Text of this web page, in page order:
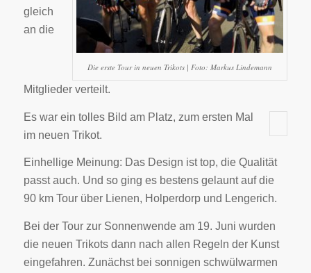
Die erste Tour in neuen Trikots | Foto: Markus Lindemann
gleich
an die
Mitglieder verteilt.
Es war ein tolles Bild am Platz, zum ersten Mal
im neuen Trikot.
Einhellige Meinung: Das Design ist top, die Qualität
passt auch. Und so ging es bestens gelaunt auf die
90 km Tour über Lienen, Holperdorp und Lengerich.
Bei der Tour zur Sonnenwende am 19. Juni wurden
die neuen Trikots dann nach allen Regeln der Kunst
eingefahren. Zunächst bei sonnigen schwülwarmen